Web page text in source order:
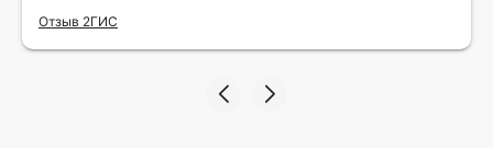
рада.
Отзыв 2ГИС